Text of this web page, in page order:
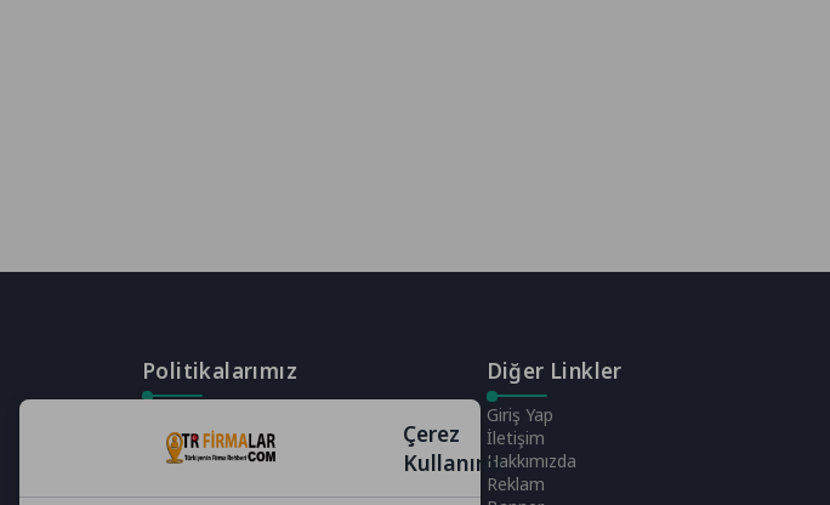
Politikalarımız
Çerez Politikası
Telif Hakları Politikası
Diğer Linkler
Giriş Yap
İletişim
Hakkımızda
Reklam
Çerez
Kullanımı